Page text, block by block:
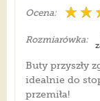
Ocena:
Rozmiarówka:
Buty przyszły
idealnie do
przemiła!